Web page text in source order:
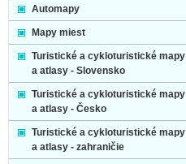
Automapy
Mapy miest
Turistické a cykloturistické mapy
a atlasy - Slovensko
Turistické a cykloturistické mapy
a atlasy - Česko
Turistické a cykloturistické mapy
a atlasy - zahraničie